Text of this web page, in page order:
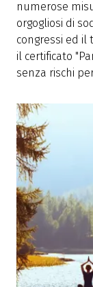
numerose
orgogliosi di
congressi ed il
il certificato
senza rischi